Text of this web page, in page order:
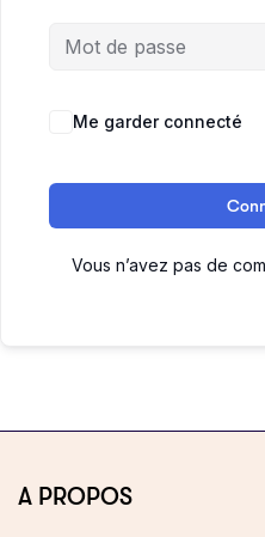
Me garder connecté
Vous n’avez pas de
A PROPOS